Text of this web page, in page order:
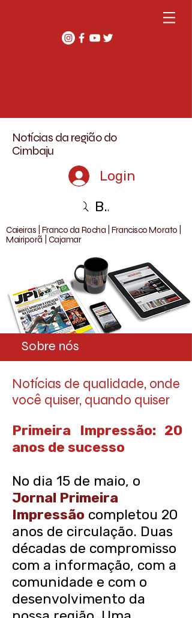
Notícias da região do
Cimbaju
Login
Buscar
Caieiras | Franco da Rocha | Francisco Morato |
Mairiporã | Cajamar
Sobre nós
Notícias de qualidade, onde
você quiser, quando quiser
Primeira Impressão: 20
anos de sucesso
No dia 15 de maio, o
Jornal Primeira
Impressão completou 20
anos de circulação. Duas
décadas de compromisso
com a informação, com a
comunidade e com o
desenvolvimento da